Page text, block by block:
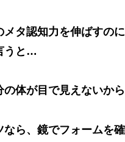
メタ認知力を伸ばすの
うと…
体が目で見えないから
ら、鏡でフォームを確